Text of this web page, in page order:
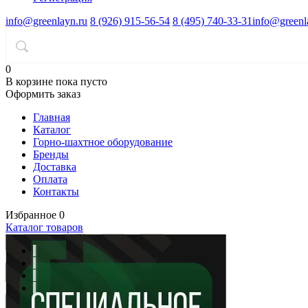
info@greenlayn.ru 8 (926) 915-56-54 8 (495) 740-33-31
0
В корзине пока пусто
Оформить заказ
Главная
Каталог
Горно-шахтное оборудование
Бренды
Доставка
Оплата
Контакты
Избранное 0
Каталог товаров